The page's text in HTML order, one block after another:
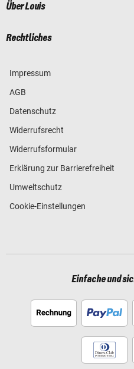
Über Louis
Rechtliches
Impressum
AGB
Datenschutz
Widerrufsrecht
Widerrufsformular
Erklärung zur Barrierefreiheit
Umweltschutz
Cookie-Einstellungen
Einfache und